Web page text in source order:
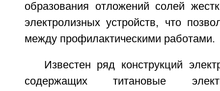
образования отложений солей
электролизных устройств, что
между профилактическими работами.
Известен ряд конструкций
содержащих титановые